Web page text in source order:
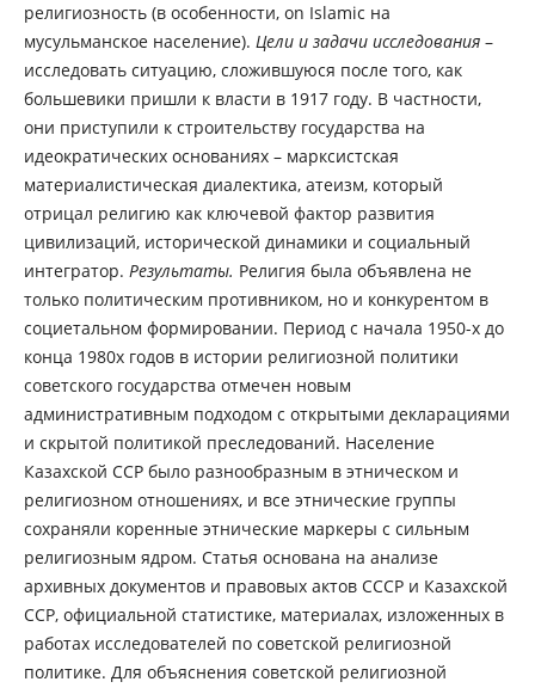
религиозность (в особенности, on Islamic на
мусульманское население). Цели и задачи исследования–
исследовать ситуацию, сложившуюся после того, как
большевики пришли к власти в 1917 году. В частности,
они приступили к строительству государства на
идеократических основаниях – марксистская
материалистическая диалектика, атеизм, который
отрицал религию как ключевой фактор развития
цивилизаций, исторической динамики и социальный
интегратор. Результаты. Религия была объявлена не
только политическим противником, но и конкурентом в
социетальном формировании. Период с начала 1950-х до
конца 1980х годов в истории религиозной политики
советского государства отмечен новым
административным подходом с открытыми декларациями
и скрытой политикой преследований. Население
Казахской ССР было разнообразным в этническом и
религиозном отношениях, и все этнические группы
сохраняли коренные этнические маркеры с сильным
религиозным ядром. Статья основана на анализе
архивных документов и правовых актов СССР и Казахской
ССР, официальной статистике, материалах, изложенных в
работах исследователей по советской религиозной
политике. Для объяснения советской религиозной